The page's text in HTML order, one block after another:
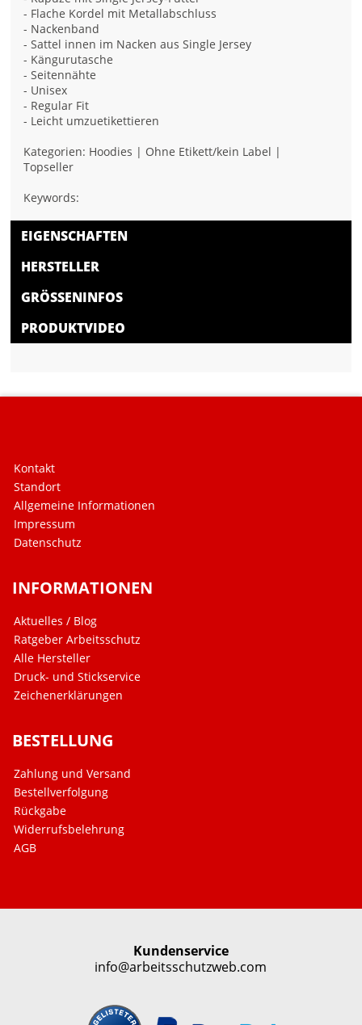
- Flache Kordel mit Metallabschluss
- Nackenband
- Sattel innen im Nacken aus Single Jersey
- Kängurutasche
- Seitennähte
- Unisex
- Regular Fit
- Leicht umzuetikettieren
Kategorien: Hoodies | Ohne Etikett/kein Label |
Topseller
Keywords:
EIGENSCHAFTEN
HERSTELLER
GRÖSSENINFOS
PRODUKTVIDEO
Kontakt
Standort
Allgemeine Informationen
Impressum
Datenschutz
INFORMATIONEN
Aktuelles / Blog
Ratgeber Arbeitsschutz
Alle Hersteller
Druck- und Stickservice
Zeichenerklärungen
BESTELLUNG
Zahlung und Versand
Bestellverfolgung
Rückgabe
Widerrufsbelehrung
AGB
Kundenservice
info@arbeitsschutzweb.com